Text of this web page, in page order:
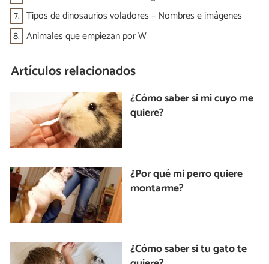
7. Tipos de dinosaurios voladores – Nombres e imágenes
8. Animales que empiezan por W
Artículos relacionados
¿Cómo saber si mi cuyo me
quiere?
¿Por qué mi perro quiere
montarme?
¿Cómo saber si tu gato te